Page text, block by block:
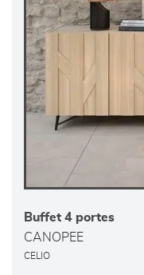
Buffet 4 portes
CANOPEE
CELIO